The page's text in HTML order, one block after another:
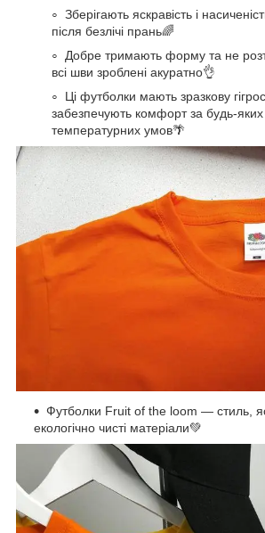
Зберігають яскравість і
після безлічі прань🌈
Добре тримають форму та не
всі шви зроблені акуратно👌
Ці футболки мають зразкову
забезпечують комфорт за будь-яких
температурних умов🌴
Футболки Fruit of the loom — стиль,
екологічно чисті матеріали💚